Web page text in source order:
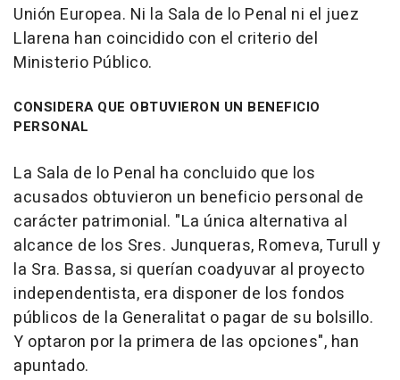
Unión Europea. Ni la Sala de lo Penal ni el juez
Llarena han coincidido con el criterio del
Ministerio Público.
CONSIDERA QUE OBTUVIERON UN BENEFICIO
PERSONAL
La Sala de lo Penal ha concluido que los
acusados obtuvieron un beneficio personal de
carácter patrimonial. "La única alternativa al
alcance de los Sres. Junqueras, Romeva, Turull y
la Sra. Bassa, si querían coadyuvar al proyecto
independentista, era disponer de los fondos
públicos de la Generalitat o pagar de su bolsillo.
Y optaron por la primera de las opciones", han
apuntado.